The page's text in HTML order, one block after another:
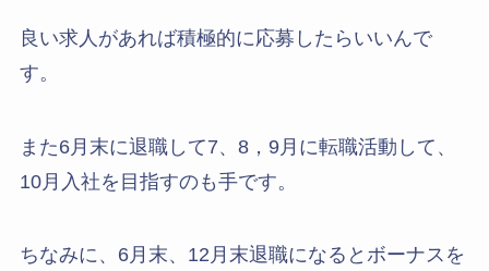
良い求人があれば積極的に応募したらいいんで
す。
また6月末に退職して7、8，9月に転職活動して、
10月入社を目指すのも手です。
ちなみに、6月末、12月末退職になるとボーナスを